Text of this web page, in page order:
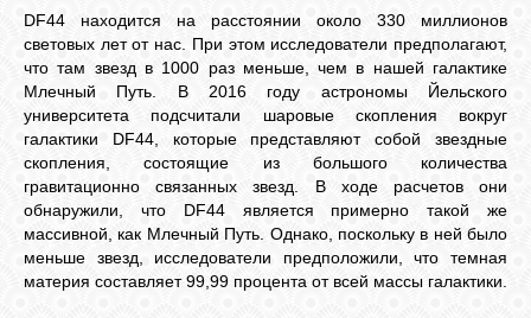
DF44 находится на расстоянии около 330 миллионов
световых лет от нас. При этом исследователи предполагают,
что там звезд в 1000 раз меньше, чем в нашей галактике
Млечный Путь. В 2016 году астрономы Йельского
университета подсчитали шаровые скопления вокруг
галактики DF44, которые представляют собой звездные
скопления, состоящие из большого количества
гравитационно связанных звезд. В ходе расчетов они
обнаружили, что DF44 является примерно такой же
массивной, как Млечный Путь. Однако, поскольку в ней было
меньше звезд, исследователи предположили, что темная
материя составляет 99,99 процента от всей массы галактики.